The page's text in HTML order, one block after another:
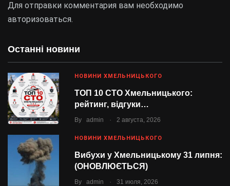
Останні новини
НОВИНИ ХМЕЛЬНИЦЬКОГО
ТОП 10 СТО Хмельницького:
рейтинг, відгуки…
By admin . 2 августа, 2026
НОВИНИ ХМЕЛЬНИЦЬКОГО
Вибухи у Хмельницькому 31 липня:
(ОНОВЛЮЄТЬСЯ)
By admin . 31 июля, 2026
Для отправки комментария вам необходимо
авторизоваться.